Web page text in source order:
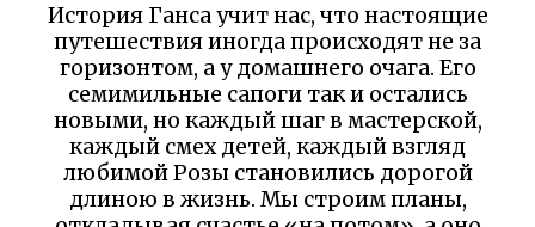
История Ганса учит нас, что настоящие
путешествия иногда происходят не за
горизонтом, а у домашнего очага. Его
семимильные сапоги так и остались
новыми, но каждый шаг в мастерской,
каждый смех детей, каждый взгляд
любимой Розы становились дорогой
длиною в жизнь. Мы строим планы,